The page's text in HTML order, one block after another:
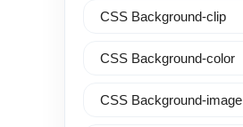
CSS Background-clip
CSS Background-color
CSS Background-image